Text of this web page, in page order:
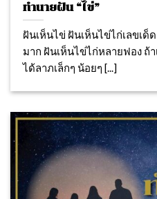
ทำนายฝัน “ไข่”
ฝันเห็นไข่ ฝันเห็นไข่ไก่เลขเด็
มาก ฝันเห็นไข่ไก่หลายฟอง ถ้
ได้ลาภเล็กๆ น้อยๆ [...]